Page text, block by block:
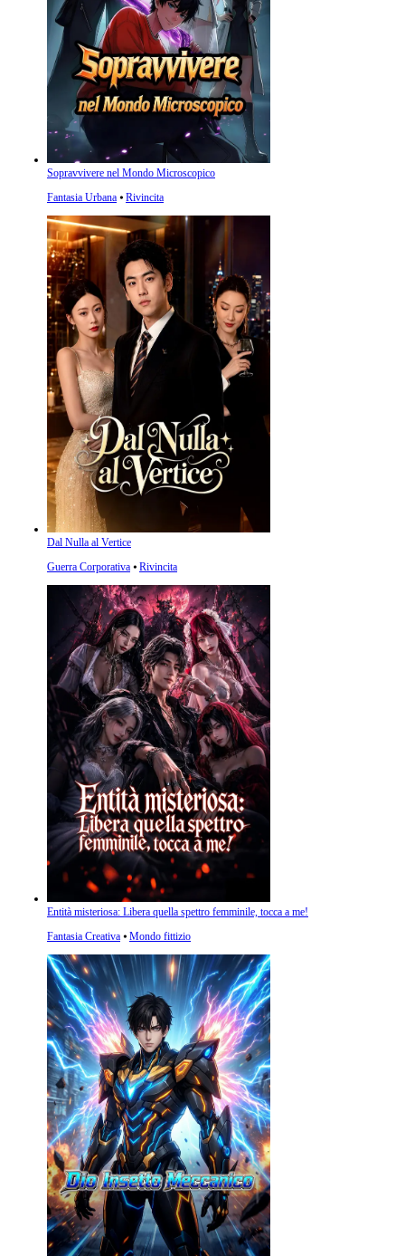
Sopravvivere nel Mondo Microscopico
Fantasia Urbana ⦁ Rivincita
Dal Nulla al Vertice
Guerra Corporativa ⦁ Rivincita
Entità misteriosa: Libera quella spettro femminile, tocca a me!
Fantasia Creativa ⦁ Mondo fittizio